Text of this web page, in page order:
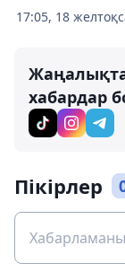
17:05, 18
хабардар
Пікірлер